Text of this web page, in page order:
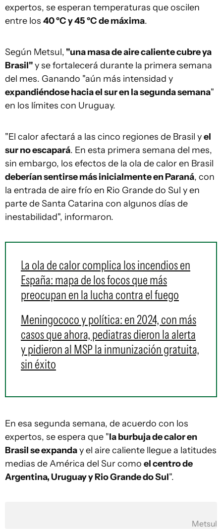
expertos, se esperan temperaturas que oscilen
entre los 40 ºC y 45 ºC de máxima.
Según Metsul, "una masa de aire caliente cubre ya
Brasil"y se fortalecerá durante la primera semana
del mes. Ganando "aún más intensidad y
expandiéndose hacia el sur en la segunda semana"
en los límites con Uruguay.
"El calor afectará a las cinco regiones de Brasil yel
sur no escapará. En esta primera semana del mes,
sin embargo, los efectos de la ola de calor en Brasil
deberían sentirse más inicialmente en Paraná, con
la entrada de aire frío en Rio Grande do Sul y en
parte de Santa Catarina con algunos días de
inestabilidad", informaron.
La ola de calor complica los incendios en
España: mapa de los focos que más
preocupan en la lucha contra el fuego
Meningococo y política: en 2024, con más
casos que ahora, pediatras dieron la alerta
y pidieron al MSP la inmunización gratuita,
sin éxito
En esa segunda semana, de acuerdo con los
expertos, se espera que "la burbuja de calor en
Brasil se expanday el aire caliente llegue a latitudes
medias de América del Sur como el centro de
Argentina, Uruguay y Rio Grande do Sul".
Metsul